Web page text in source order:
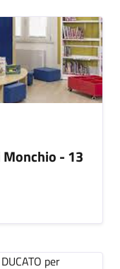
- 13